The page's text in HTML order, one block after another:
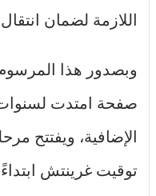
اللازمة لضمان
وبصدور هذا
صفحة امتدت
الإضافية، ويفتتح